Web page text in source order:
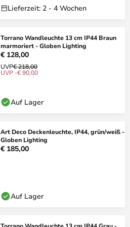
Lieferzeit: 2 - 4 Wochen
Torrano Wandleuchte 13 cm IP44 Braun
marmoriert - Globen Lighting
€ 128,00
UVP€ 218,00
UVP -€ 90,00
Auf Lager
Art Deco Deckenleuchte, IP44, grün/weiß -
Globen Lighting
€ 185,00
Auf Lager